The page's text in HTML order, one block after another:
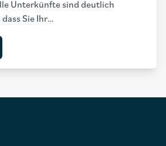
Unterkünfte sind deutlich
Sie Ihr…